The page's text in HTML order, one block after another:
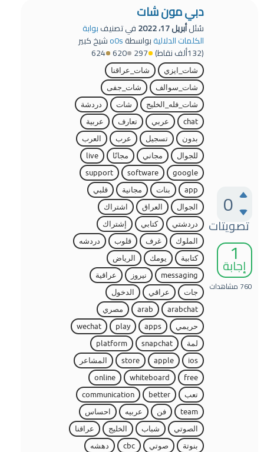
0
تصويتات
1
إجابة
760 مشاهدات
دبي مون شات
سُئلأبريل 17، 2022 في تصنيفبوابة
الكلمات الدلاليةبواسطةo0sشيخ كبير
(132ألف نقاط) 297
620
624
شات_ايزي
شات_عراقنا
شات_سوالف
شات_جفى
شات_فله_الخليج
شات
دردشة
chat
عربي تعارف
عربية
بدون
تسجيل عرب
العرب
للجوال
مجاني مجانًا
live
google
software
support
app
بنات مجانية
قلبي
الجوال
العراق
اشتراك
دردشتي
كتابي
إشتراك
الملوك
غرف قلوب
دردشه
كتابية
يومك
الرياض
messaging
نيروز
عراقية
جات
عراقي
الدخول
arabchat
arab
مصري
حريمي
apps
play
wechat
لمة
snapchat
platform
ios
apple
store
المشاعر
free
whiteboard
online
تعب
better
communication
team
فن عربيه
احساس
الصوتي
شباب الخليج
عراقنا
بنوتة
صوتي cbc
دهشه